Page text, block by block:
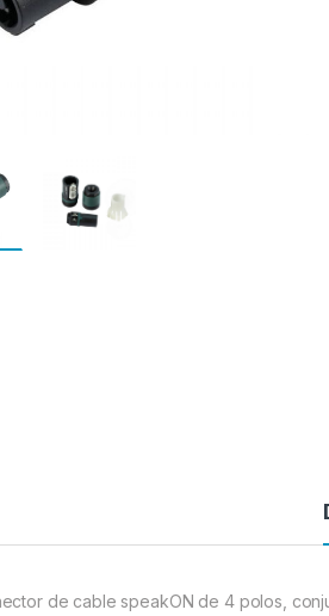
de cable speakON de 4 polos,